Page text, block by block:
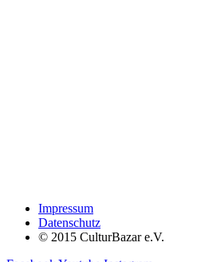
Impressum
Datenschutz
© 2015 CulturBazar e.V.